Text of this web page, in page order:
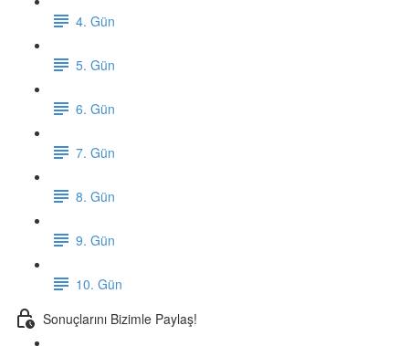
4. Gün
5. Gün
6. Gün
7. Gün
8. Gün
9. Gün
10. Gün
Sonuçlarını Bizimle Paylaş!